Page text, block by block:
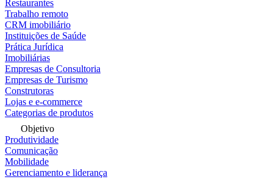
Restaurantes
Trabalho remoto
CRM imobiliário
Instituições de Saúde
Prática Jurídica
Imobiliárias
Empresas de Consultoria
Empresas de Turismo
Construtoras
Lojas e e-commerce
Categorias de produtos
Objetivo
Produtividade
Comunicação
Mobilidade
Gerenciamento e liderança